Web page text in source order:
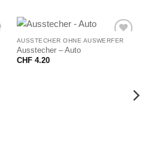
AUSSTECHER OHNE AUSWERFER
Ausstecher – Auto
CHF4.20